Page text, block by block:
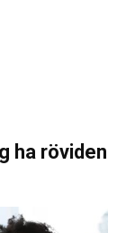
ha röviden